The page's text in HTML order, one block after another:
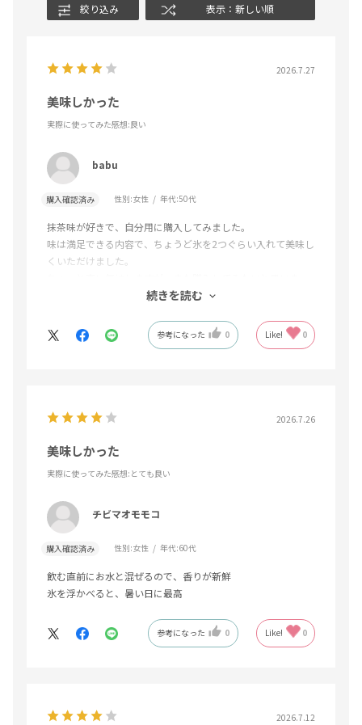
絞り込み 表示：新しい順
2026.7.27
美味しかった
実際に使ってみた感想:良い
babu
購入確認済み 性別:女性 年代:50代
抹茶味が好きで、自分用に購入してみました。
味は満足できる内容で、ちょうど氷を2つぐらい入れて美味し
くいただけました。
続きを読む
参考になった 0 Like! 0
2026.7.26
美味しかった
実際に使ってみた感想:とても良い
チビマオモモコ
購入確認済み 性別:女性 年代:60代
飲む直前にお水と混ぜるので、香りが新鮮
氷を浮かべると、暑い日に最高
参考になった 0 Like! 0
2026.7.12